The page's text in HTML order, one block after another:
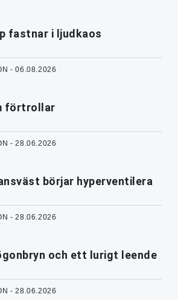
fastnar i ljudkaos
- 06.08.2026
förtrollar
- 28.06.2026
börjar hyperventilera
- 28.06.2026
och ett lurigt leende
- 28.06.2026